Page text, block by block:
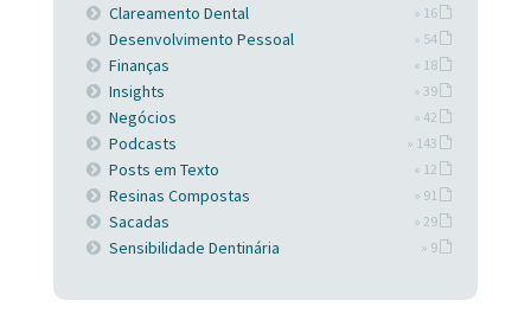
Clareamento Dental » 16
Desenvolvimento Pessoal » 54
Finanças » 18
Insights » 39
Negócios » 42
Podcasts » 143
Posts em Texto » 12
Resinas Compostas » 91
Sacadas » 29
Sensibilidade Dentinária » 9